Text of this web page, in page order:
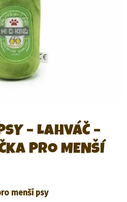
– LAHVÁČ –
PRO MENŠÍ
menší psy